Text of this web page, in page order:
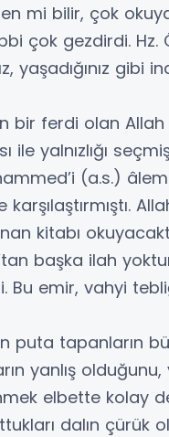
mi bilir, çok
çok gezdirdi. Hz.
yaşadığınız gibi
bir ferdi olan
ile yalnızlığı
(a.s.)
kitabı
başka ilah
Bu emir, vahyi
puta tapanların
yanlış olduğunu,
elbette kolay
dalın çürük